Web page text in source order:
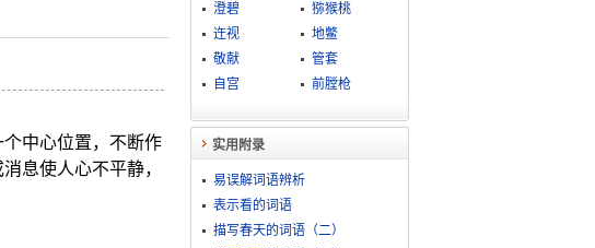
中心位置，不断作
息使人心不平静，
澄碧
猕猴桃
迕视
地鳖
敬献
管套
自宫
前膛枪
实用附录
易误解词语辨析
表示看的词语
描写春天的词语（二）